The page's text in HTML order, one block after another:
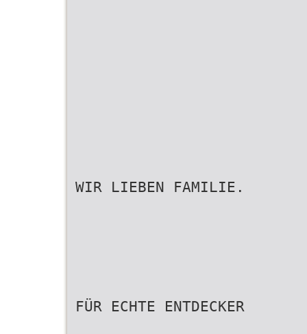
WIR LIEBEN FAMILIE.
FÜR ECHTE ENTDECKER